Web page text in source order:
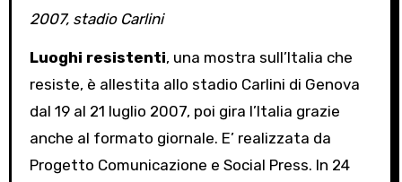
2007, stadio Carlini
Luoghi resistenti, una mostra sull’Italia che
resiste, è allestita allo stadio Carlini di Genova
dal 19 al 21 luglio 2007, poi gira l’Italia grazie
anche al formato giornale. E’ realizzata da
Progetto Comunicazione e Social Press. In 24